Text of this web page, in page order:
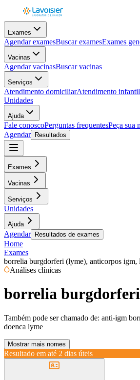
Exames
Agendar examesBuscar examesExames
Vacinas
Agendar vacinasBuscar vacinas
Serviços
Atendimento domiciliarAtendimento infantil
Unidades
Ajuda
Fale conoscoPerguntas frequentesPeça sua
Agendar
Resultados
Exames
Vacinas
Serviços
Unidades
Ajuda
Agendar Resultados de exames
Home
Exames
borrelia burgdorferi (lyme), anticorpos igm,
Análises clínicas
borrelia
Também pode ser chamado de: anti-igm
doenca lyme
Mostrar mais nomes
Resultado em até 2 dias úteis